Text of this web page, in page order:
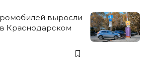
выросли
Краснодарском